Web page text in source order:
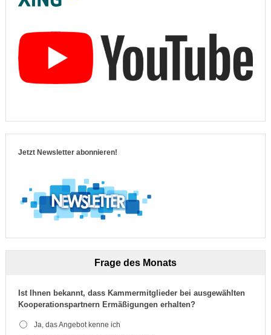
Jetzt Newsletter abonnieren!
Frage des Monats
Ist Ihnen bekannt, dass Kammermitglieder bei ausgewählten
Kooperationspartnern Ermäßigungen erhalten?
Ja, das Angebot kenne ich